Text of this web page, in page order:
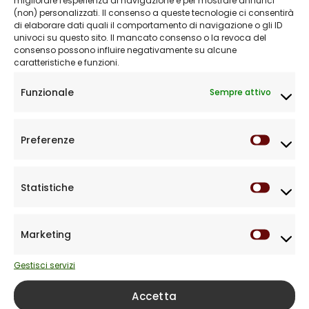
(non) personalizzati. Il consenso a queste tecnologie ci consentirà
di elaborare dati quali il comportamento di navigazione o gli ID
univoci su questo sito. Il mancato consenso o la revoca del
consenso possono influire negativamente su alcune
caratteristiche e funzioni.
Funzionale Sempre attivo
Preferenze
Statistiche
Marketing
Gestisci servizi
Accetta
Biofon Connect.